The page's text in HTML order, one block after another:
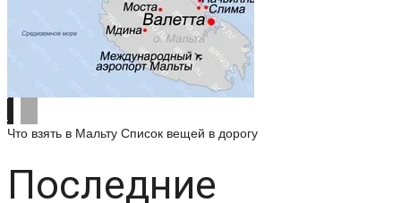
Что взять в Мальту Список вещей в дорогу
Последние